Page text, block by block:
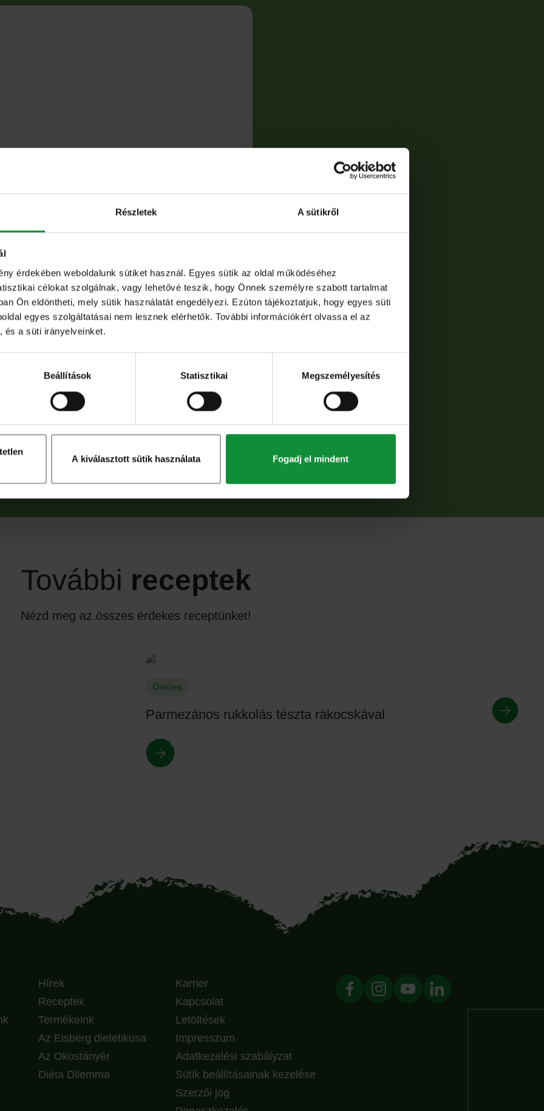
Részletek A sütikről
érdekében weboldalunk sütiket használ. Egyes sütik az oldal működéséhez
célokat szolgálnak, vagy lehetővé teszik, hogy Önnek személyre szabott tartalmat
Ön eldöntheti, mely sütik használatát engedélyezi. Ezúton tájékoztatjuk, hogy egyes süti
egyes szolgáltatásai nem lesznek elérhetők. További információkért olvassa el az
és a süti irányelveinket.
Beállítások Statisztikai Megszemélyesítés
A kiválasztott sütik használata Fogadj el mindent
a cheddar sajtot, beleütjük a tojást,
majd az egészből egy formázható állagú
hevítünk, a ricottás keverékből lisztes
az olajba, és néhány perc alatt mindkét
egy tálba szedjük. Az olívaolajat
az aprított bazsalikommal, majd meglocsoljuk
További receptek
Nézd meg az összes érdekes receptünket!
Összes
Parmezános rukkolás tészta rákocskával
Hírek
Receptek
Termékeink
Az Eisberg dietetikusa
Az Okostányér
Diéta Dilemma
Karrier
Kapcsolat
Letöltések
Impresszum
Adatkezelési szabályzat
Sütik beállításainak kezelése
Szerzői jog